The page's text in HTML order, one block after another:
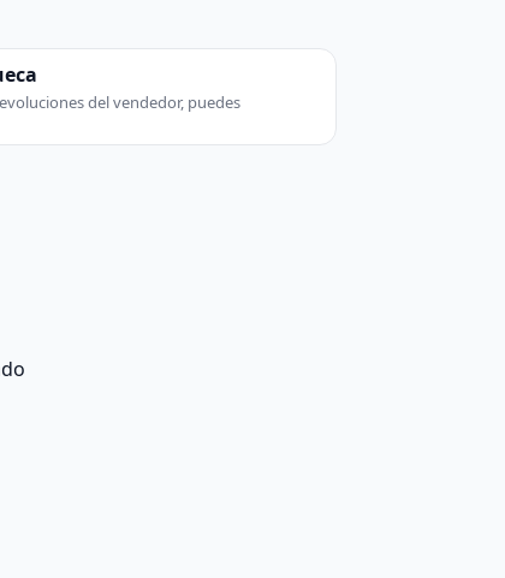
del vendedor, puedes